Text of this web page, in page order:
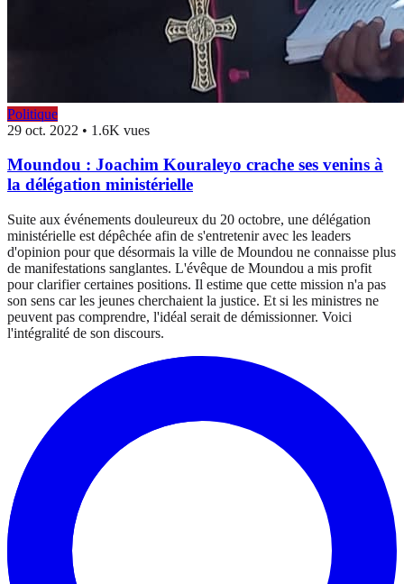
Politique
29 oct. 2022 • 1.6K vues
Moundou : Joachim Kouraleyo crache ses venins à
la délégation ministérielle
Suite aux événements douleureux du 20 octobre, une délégation
ministérielle est dépêchée afin de s'entretenir avec les leaders
d'opinion pour que désormais la ville de Moundou ne connaisse plus
de manifestations sanglantes. L'évêque de Moundou a mis profit
pour clarifier certaines positions. Il estime que cette mission n'a pas
son sens car les jeunes cherchaient la justice. Et si les ministres ne
peuvent pas comprendre, l'idéal serait de démissionner. Voici
l'intégralité de son discours.